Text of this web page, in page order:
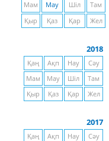
Мам
Мау Шіл
Там
Қыр
Қаз Қар Жел
2018
Қаң Ақп Нау
Сәу
Мам
Мау Шіл
Там
Қыр
Қаз Қар Жел
2017
Қаң Ақп Нау
Сәу